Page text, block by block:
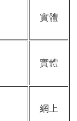
實體
實體
網上